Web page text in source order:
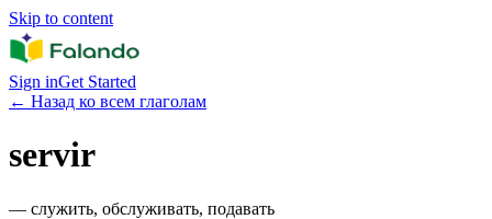
Skip to content
Sign inGet Started
← Назад ко всем глаголам
servir
— служить, обслуживать, подавать